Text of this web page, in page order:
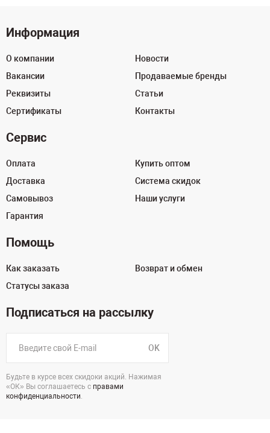
Информация
О компании
Вакансии
Реквизиты
Сертификаты
Новости
Продаваемые бренды
Статьи
Контакты
Сервис
Оплата
Доставка
Самовывоз
Гарантия
Купить оптом
Система скидок
Наши услуги
Помощь
Как заказать
Статусы заказа
Возврат и обмен
Подписаться на рассылку
OK
Будьте в курсе всех скидоки акций. Нажимая
«ОК» Вы соглашаетесь с правами
конфиденциальности.